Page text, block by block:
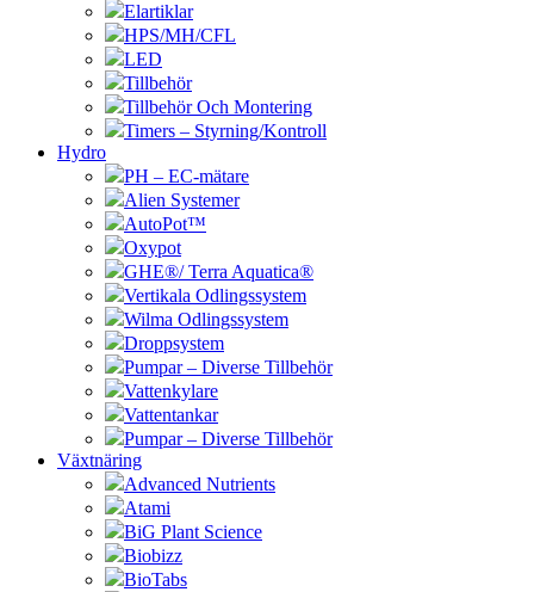
Elartiklar
HPS/MH/CFL
LED
Tillbehör
Tillbehör Och Montering
Timers – Styrning/Kontroll
Hydro
PH – EC-mätare
Alien Systemer
AutoPot™
Oxypot
GHE®/ Terra Aquatica®
Vertikala Odlingssystem
Wilma Odlingssystem
Droppsystem
Pumpar – Diverse Tillbehör
Vattenkylare
Vattentankar
Pumpar – Diverse Tillbehör
Växtnäring
Advanced Nutrients
Atami
BiG Plant Science
Biobizz
BioTabs